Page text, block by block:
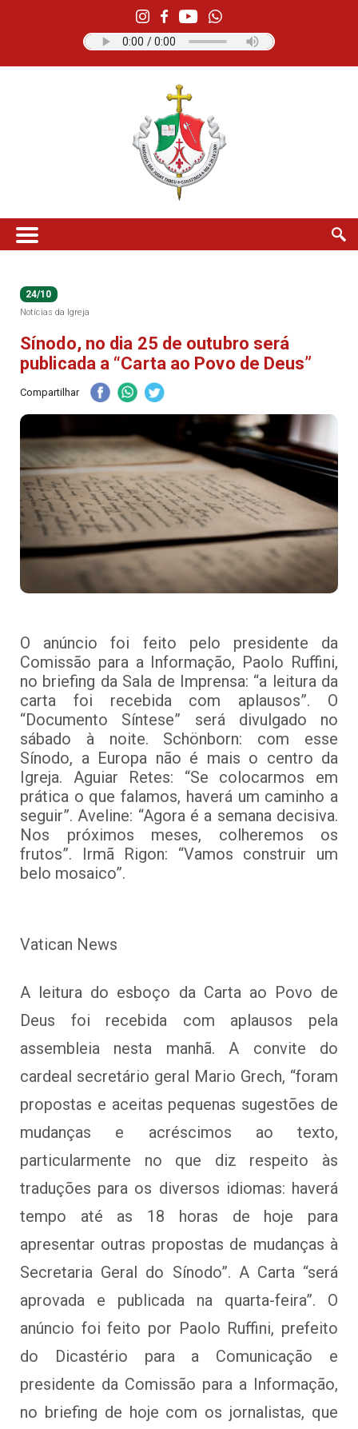
24/10
Notícias da Igreja
Sínodo, no dia 25 de outubro será
publicada a “Carta ao Povo de Deus”
Compartilhar
O anúncio foi feito pelo presidente da
Comissão para a Informação, Paolo Ruffini,
no briefing da Sala de Imprensa: “a leitura da
carta foi recebida com aplausos”. O
“Documento Síntese” será divulgado no
sábado à noite. Schönborn: com esse
Sínodo, a Europa não é mais o centro da
Igreja. Aguiar Retes: “Se colocarmos em
prática o que falamos, haverá um caminho a
seguir”. Aveline: “Agora é a semana decisiva.
Nos próximos meses, colheremos os
frutos”. Irmã Rigon: “Vamos construir um
belo mosaico”.
Vatican News
A leitura do esboço da Carta ao Povo de
Deus foi recebida com aplausos pela
assembleia nesta manhã. A convite do
cardeal secretário geral Mario Grech, “foram
propostas e aceitas pequenas sugestões de
mudanças e acréscimos ao texto,
particularmente no que diz respeito às
traduções para os diversos idiomas: haverá
tempo até as 18 horas de hoje para
apresentar outras propostas de mudanças à
Secretaria Geral do Sínodo”. A Carta “será
aprovada e publicada na quarta-feira”. O
anúncio foi feito por Paolo Ruffini, prefeito
do Dicastério para a Comunicação e
presidente da Comissão para a Informação,
no briefing de hoje com os jornalistas, que